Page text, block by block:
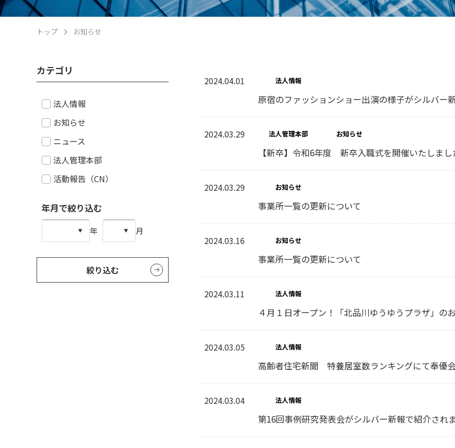
トップ お知らせ
2024.04.01 法人情報
原宿のファッションショー出演の様子がシルバー
2024.03.29 法人管理本部 お知らせ
【新卒】令和6年度 新卒入職式を開催いたしまし
2024.03.29 お知らせ
事業所一覧の更新について
2024.03.16 お知らせ
事業所一覧の更新について
2024.03.11 法人情報
４月１日オープン！「北品川ゆうゆうプラザ」の
2024.03.05 法人情報
高齢者住宅新聞 特養居室数ランキングにて奉優
2024.03.04 法人情報
第16回事例研究発表会がシルバー新報で紹介され
カテゴリ
法人情報
お知らせ
ニュース
法人管理本部
活動報告（CN）
年月で絞り込む
年 月
絞り込む